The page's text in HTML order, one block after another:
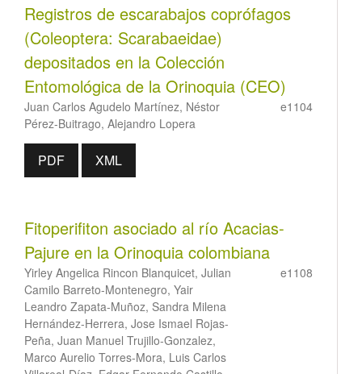
Registros de escarabajos coprófagos
(Coleoptera: Scarabaeidae)
depositados en la Colección
Entomológica de la Orinoquia (CEO)
Juan Carlos Agudelo Martínez, Néstor
Pérez-Buitrago, Alejandro Lopera
e1104
PDF XML
Fitoperifiton asociado al río Acacias-
Pajure en la Orinoquia colombiana
Yirley Angelica Rincon Blanquicet, Julian
Camilo Barreto-Montenegro, Yair
Leandro Zapata-Muñoz, Sandra Milena
Hernández-Herrera, Jose Ismael Rojas-
Peña, Juan Manuel Trujillo-Gonzalez,
Marco Aurelio Torres-Mora, Luis Carlos
e1108